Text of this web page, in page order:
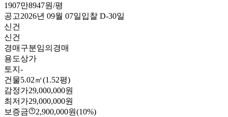
1907만8947원/평
공고2026년 09월 07일입찰 D-30일
신건
신건
경매구분임의경매
용도상가
토지 -
건물5.02㎡(1.52평)
감정가29,000,000원
최저가29,000,000원
보증금
2,900,000원(10%)